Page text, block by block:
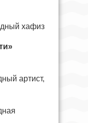
хафиз
артист,